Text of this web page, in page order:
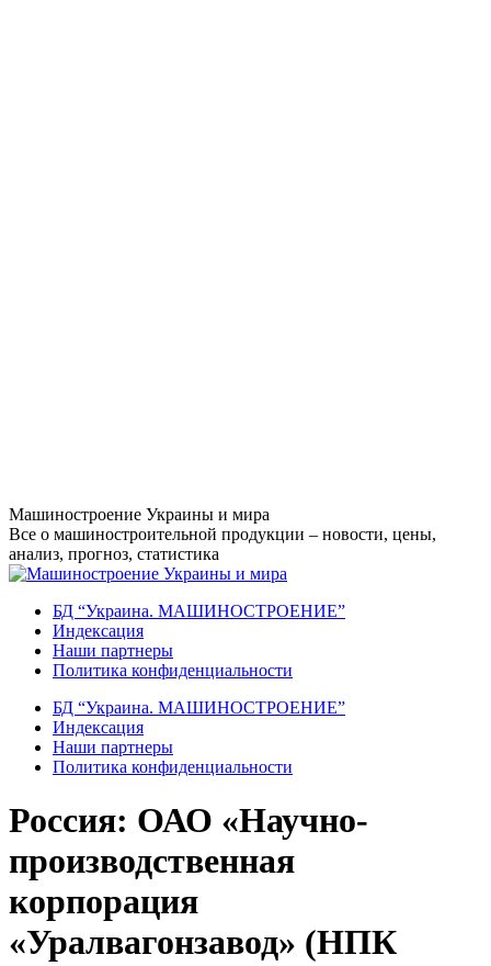
Перейти
к
содержанию
Машиностроение Украины и мира
Все о машиностроительной продукции – новости, цены,
анализ, прогноз, статистика
БД “Украина. МАШИНОСТРОЕНИЕ”
Индекcация
Наши партнеры
Политика конфиденциальности
БД “Украина. МАШИНОСТРОЕНИЕ”
Индекcация
Наши партнеры
Политика конфиденциальности
Россия: ОАО «Научно-
производственная
корпорация
«Уралвагонзавод» (НПК